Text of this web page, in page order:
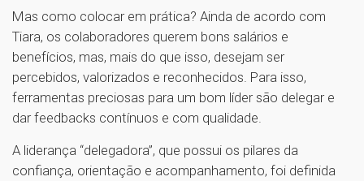
Mas como colocar em prática? Ainda de acordo com
Tiara, os colaboradores querem bons salários e
benefícios, mas, mais do que isso, desejam ser
percebidos, valorizados e reconhecidos. Para isso,
ferramentas preciosas para um bom líder são delegar e
dar feedbacks contínuos e com qualidade.
A liderança “delegadora”, que possui os pilares da
confiança, orientação e acompanhamento, foi definida